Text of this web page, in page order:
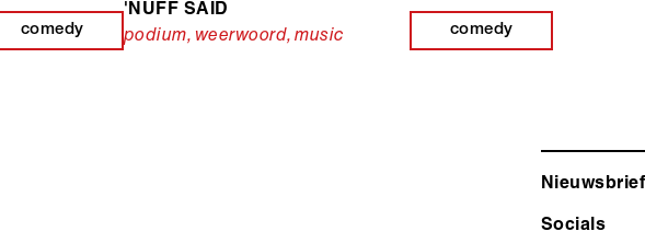
comedy
'NUFF SAID
podium, weerwoord,music comedy
Nieuwsbrief
Socials